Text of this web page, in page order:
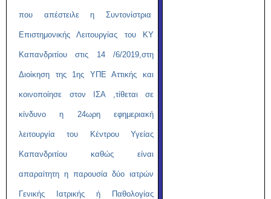
που απέστειλε η Συντονίστρια
Επιστημονικής Λειτουργίας του ΚΥ
Καπανδριτίου στις 14 /6/2019,στη
Διοίκηση της 1ης ΥΠΕ Αττικής και
κοινοποίησε στον ΙΣΑ ,τίθεται σε
κίνδυνο η 24ωρη εφημεριακή
λειτουργία του Κέντρου Υγείας
Καπανδριτίου καθώς είναι
απαραίτητη η παρουσία δύο ιατρών
Γενικής Ιατρικής ή Παθολογίας